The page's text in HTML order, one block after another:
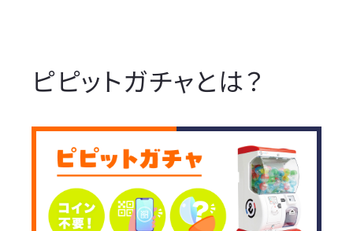
ピピットガチャとは？